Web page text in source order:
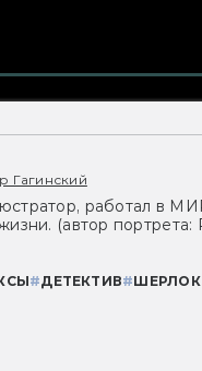
Гагинский
работал в
(автор
#ДЕТЕКТИВ#